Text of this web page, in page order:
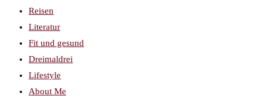
Reisen
Literatur
Fit und gesund
Dreimaldrei
Lifestyle
About Me